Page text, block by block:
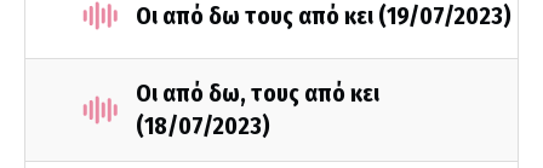
Οι από δω τους από κει (19/07/2023)
Οι από δω, τους από κει
(18/07/2023)